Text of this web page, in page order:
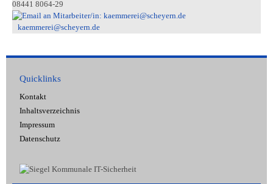
08441 8064-29
kaemmerei@scheyern.de
Quicklinks
Kontakt
Inhaltsverzeichnis
Impressum
Datenschutz